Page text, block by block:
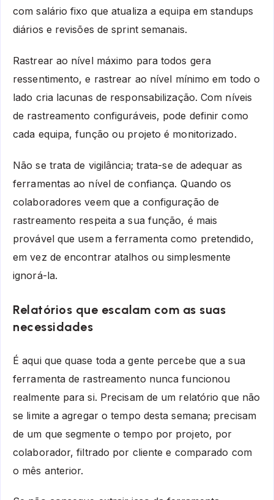
com salário fixo que atualiza a equipa em standups
diários e revisões de sprint semanais.
Rastrear ao nível máximo para todos gera
ressentimento, e rastrear ao nível mínimo em todo o
lado cria lacunas de responsabilização. Com níveis
de rastreamento configuráveis, pode definir como
cada equipa, função ou projeto é monitorizado.
Não se trata de vigilância; trata-se de adequar as
ferramentas ao nível de confiança. Quando os
colaboradores veem que a configuração de
rastreamento respeita a sua função, é mais
provável que usem a ferramenta como pretendido,
em vez de encontrar atalhos ou simplesmente
ignorá-la.
Relatórios que escalam com as suas
necessidades
É aqui que quase toda a gente percebe que a sua
ferramenta de rastreamento nunca funcionou
realmente para si. Precisam de um relatório que não
se limite a agregar o tempo desta semana; precisam
de um que segmente o tempo por projeto, por
colaborador, filtrado por cliente e comparado com
o mês anterior.